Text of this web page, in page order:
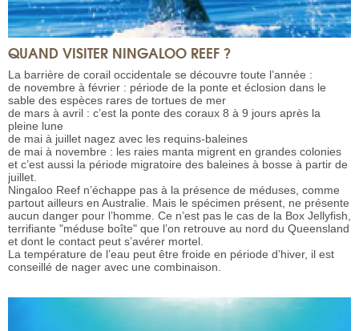
QUAND VISITER NINGALOO REEF ?
La barrière de corail occidentale se découvre toute l’année :
de novembre à février : période de la ponte et éclosion dans le
sable des espèces rares de tortues de mer
de mars à avril : c’est la ponte des coraux 8 à 9 jours après la
pleine lune
de mai à juillet nagez avec les requins-baleines
de mai à novembre : les raies manta migrent en grandes colonies
et c’est aussi la période migratoire des baleines à bosse à partir de
juillet.
Ningaloo Reef n’échappe pas à la présence de méduses, comme
partout ailleurs en Australie. Mais le spécimen présent, ne présente
aucun danger pour l’homme. Ce n’est pas le cas de la Box Jellyfish,
terrifiante "méduse boîte" que l’on retrouve au nord du Queensland
et dont le contact peut s’avérer mortel.
La température de l’eau peut être froide en période d’hiver, il est
conseillé de nager avec une combinaison.